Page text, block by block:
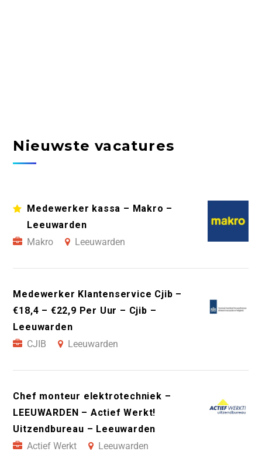
Nieuwste vacatures
Medewerker kassa – Makro –
Leeuwarden
Makro
Leeuwarden
Medewerker Klantenservice Cjib –
€18,4 – €22,9 Per Uur – Cjib –
Leeuwarden
CJIB
Leeuwarden
Chef monteur elektrotechniek –
LEEUWARDEN – Actief Werkt!
Uitzendbureau – Leeuwarden
Actief Werkt
Leeuwarden